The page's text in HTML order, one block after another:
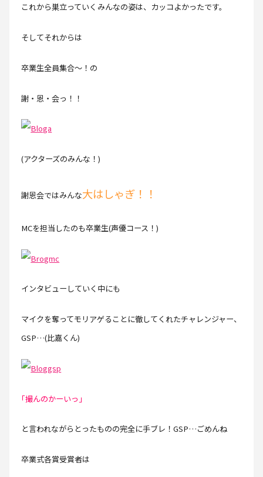
これから巣立っていくみんなの姿は、カッコよかったです。
そしてそれからは
卒業生全員集合～！の
謝・恩・会っ！！
(アクターズのみんな！)
謝恩会ではみんな大はしゃぎ！！
MCを担当したのも卒業生(声優コース！)
インタビューしていく中にも
マイクを奪ってモリアゲることに徹してくれたチャレンジャー、
GSP…(比嘉くん)
｢撮んのかーいっ｣
と言われながらとったものの完全に手ブレ！GSP…ごめんね
卒業式各賞受賞者は